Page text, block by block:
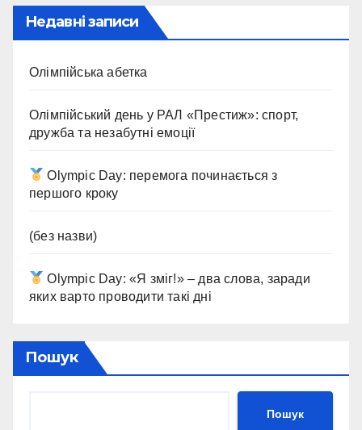
Недавні записи
Олімпійська абетка
Олімпійський день у РАЛ «Престиж»: спорт,
дружба та незабутні емоції
Olympic Day: перемога починається з
першого кроку
(без назви)
Olympic Day: «Я зміг!» – два слова, заради
яких варто проводити такі дні
Пошук
Пошук